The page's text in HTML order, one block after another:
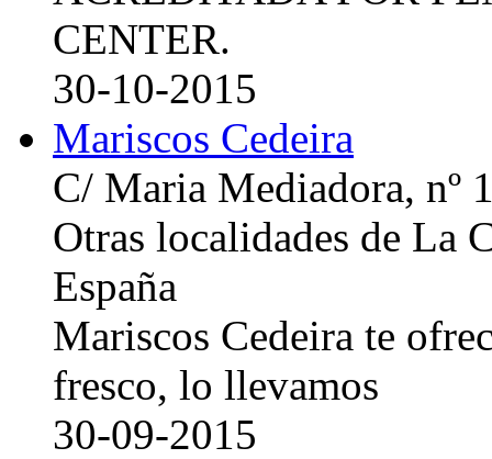
CENTER.
30-10-2015
Mariscos Cedeira
C/ Maria Mediadora, nº
Otras localidades de La
España
Mariscos Cedeira te
fresco, lo llevamos
30-09-2015